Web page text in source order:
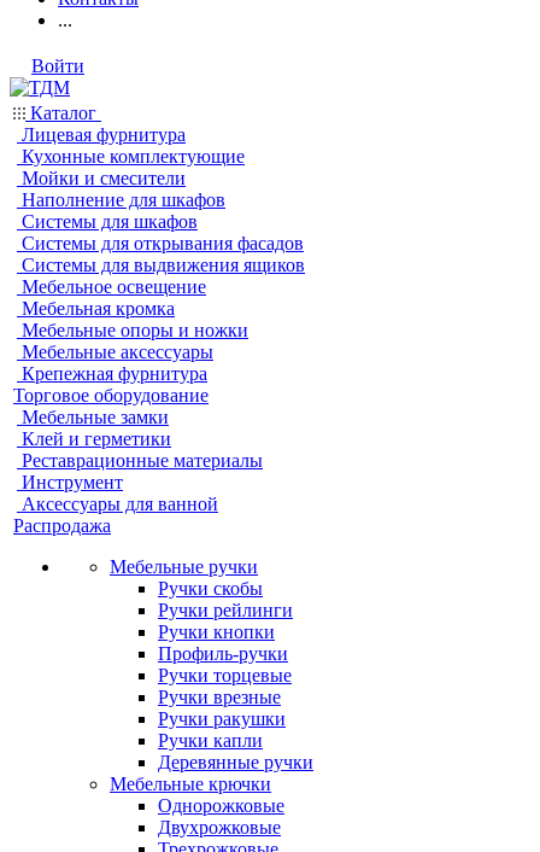
...
Войти
Каталог
Лицевая фурнитура
Кухонные комплектующие
Мойки и смесители
Наполнение для шкафов
Системы для шкафов
Системы для открывания фасадов
Системы для выдвижения ящиков
Мебельное освещение
Мебельная кромка
Мебельные опоры и ножки
Мебельные аксессуары
Крепежная фурнитура
Торговое оборудование
Мебельные замки
Клей и герметики
Реставрационные материалы
Инструмент
Аксессуары для ванной
Распродажа
Мебельные ручки
Ручки скобы
Ручки рейлинги
Ручки кнопки
Профиль-ручки
Ручки торцевые
Ручки врезные
Ручки ракушки
Ручки капли
Деревянные ручки
Мебельные крючки
Однорожковые
Двухрожковые